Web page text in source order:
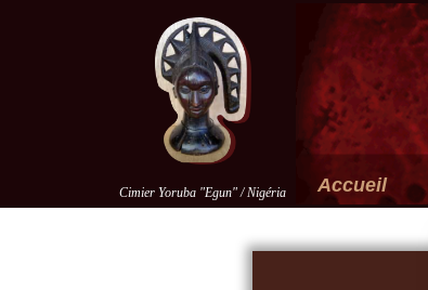
Cimier Yoruba "Egun" / Nigéria Accueil